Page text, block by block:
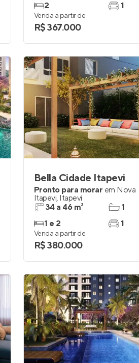
2
1
Venda a partir de
R$ 367.000
Bella Cidade Itapevi
Pronto para morar em Nova
Itapevi, Itapevi
34 a 46 m²
1 e 2
1
1
Venda a partir de
R$ 380.000